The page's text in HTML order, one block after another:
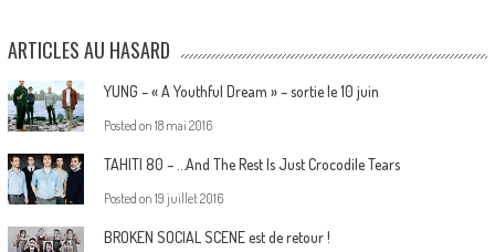
ARTICLES AU HASARD
YUNG – « A Youthful Dream » – sortie le 10 juin
Posted on 18 mai 2016
TAHITI 80 – …And The Rest Is Just Crocodile Tears
Posted on 19 juillet 2016
BROKEN SOCIAL SCENE est de retour !